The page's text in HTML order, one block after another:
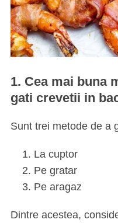
1. Cea mai buna
gati crevetii in
Sunt trei metode de a
La cuptor
Pe gratar
Pe aragaz
Dintre acestea,